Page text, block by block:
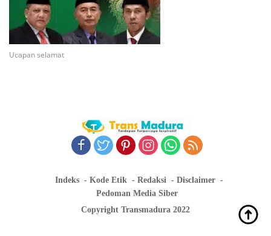
Ucapan selamat
Indeks Kode Etik Redaksi
Disclaimer
Pedoman Media Siber
Copyright Transmadura 2022